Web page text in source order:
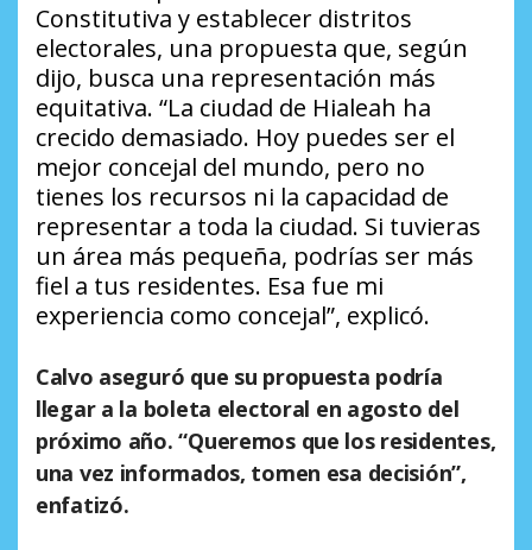
Constitutiva y establecer distritos
electorales, una propuesta que, según
dijo, busca una representación más
equitativa. “La ciudad de Hialeah ha
crecido demasiado. Hoy puedes ser el
mejor concejal del mundo, pero no
tienes los recursos ni la capacidad de
representar a toda la ciudad. Si tuvieras
un área más pequeña, podrías ser más
fiel a tus residentes. Esa fue mi
experiencia como concejal”, explicó.
Calvo aseguró que su propuesta podría
llegar a la boleta electoral en agosto del
próximo año. “Queremos que los residentes,
una vez informados, tomen esa decisión”,
enfatizó.